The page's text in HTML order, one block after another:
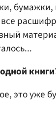
бумажки,
это уже